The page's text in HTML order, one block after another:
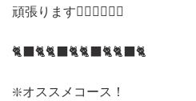
頑張ります✊🏻✊🏻✊🏻
🐈‍⬛🐈🐈‍⬛🐈🐈‍⬛🐈🐈‍⬛🐈
❇️オススメコース！